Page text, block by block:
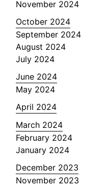
November 2024
October 2024
September 2024
August 2024
July 2024
June 2024
May 2024
April 2024
March 2024
February 2024
January 2024
December 2023
November 2023